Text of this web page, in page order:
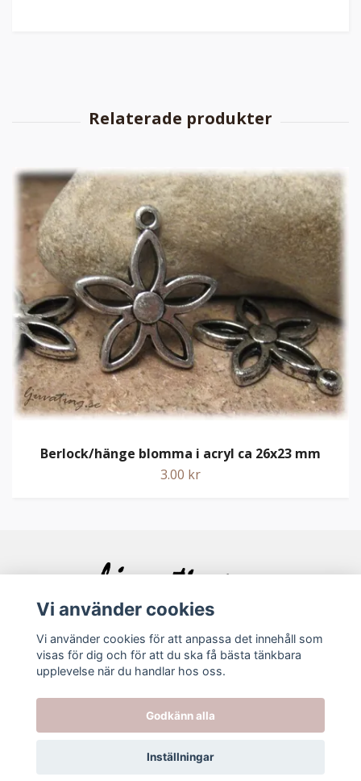
Berlock/hänge blomma i acryl ca 26x23 mm
3.00 kr
Bolagsinfo
Köpvillkor
Vi använder cookies
Vi använder cookies för att anpassa det innehåll som
visas för dig och för att du ska få bästa tänkbara
upplevelse när du handlar hos oss.
Godkänn alla
Inställningar